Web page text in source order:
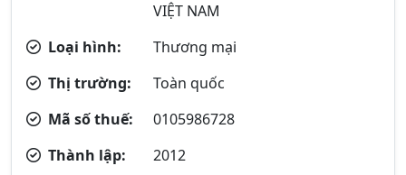
VIỆT NAM
Loại hình:
Thương mại
Thị trường:
Toàn quốc
Mã số thuế:
0105986728
Thành lập:
2012